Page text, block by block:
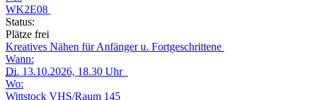
WK2E08
Status:
Plätze frei
Kreatives Nähen für Anfänger u. Fortgeschrittene
Wann:
Di. 13.10.2026, 18.30 Uhr
Wo:
Wittstock VHS/Raum 145